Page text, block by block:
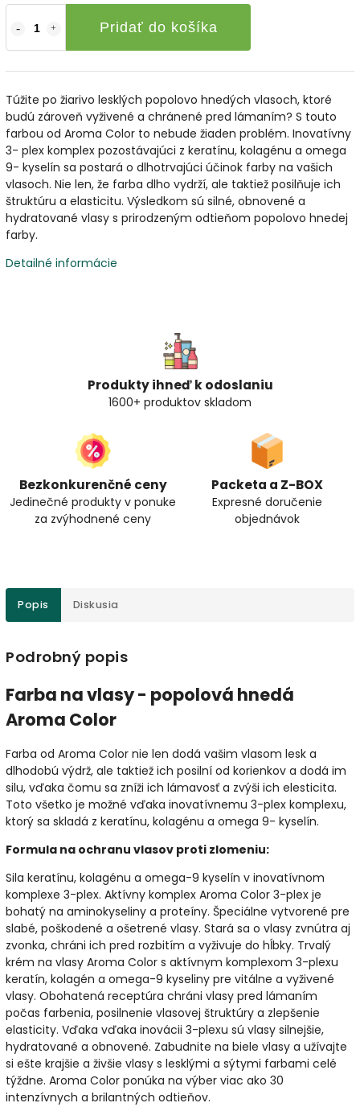
Pridať do košíka
Túžite po žiarivo lesklých popolovo hnedých vlasoch, ktoré
budú zároveň vyživené a chránené pred lámaním? S touto
farbou od Aroma Color to nebude žiaden problém. Inovatívny
3- plex komplex pozostávajúci z keratínu, kolagénu a omega
9- kyselín sa postará o dlhotrvajúci účinok farby na vašich
vlasoch. Nie len, že farba dlho vydrží, ale taktiež posilňuje ich
štruktúru a elasticitu. Výsledkom sú silné, obnovené a
hydratované vlasy s prirodzeným odtieňom popolovo hnedej
farby.
Detailné informácie
Produkty ihneď k odoslaniu
1600+ produktov skladom
Bezkonkurenčné ceny
Jedinečné produkty v ponuke
za zvýhodnené ceny
Packeta a Z-BOX
Expresné doručenie
objednávok
Popis Diskusia
Podrobný popis
Farba na vlasy - popolová hnedá
Aroma Color
Farba od Aroma Color nie len dodá vašim vlasom lesk a
dlhodobú výdrž, ale taktiež ich posilní od korienkov a dodá im
silu, vďaka čomu sa zníži ich lámavosť a zvýši ich elesticita.
Toto všetko je možné vďaka inovatívnemu 3-plex komplexu,
ktorý sa skladá z keratínu, kolagénu a omega 9- kyselín.
Formula na ochranu vlasov proti zlomeniu:
Sila keratínu, kolagénu a omega-9 kyselín v inovatívnom
komplexe 3-plex. Aktívny komplex Aroma Color 3-plex je
bohatý na aminokyseliny a proteíny. Špeciálne vytvorené pre
slabé, poškodené a ošetrené vlasy. Stará sa o vlasy zvnútra aj
zvonka, chráni ich pred rozbitím a vyživuje do hĺbky. Trvalý
krém na vlasy Aroma Color s aktívnym komplexom 3-plexu
keratín, kolagén a omega-9 kyseliny pre vitálne a vyživené
vlasy. Obohatená receptúra ​​chráni vlasy pred lámaním
počas farbenia, posilnenie vlasovej štruktúry a zlepšenie
elasticity. Vďaka vďaka inovácii 3-plexu sú vlasy silnejšie,
hydratované a obnovené. Zabudnite na biele vlasy a užívajte
si ešte krajšie a živšie vlasy s lesklými a sýtymi farbami celé
týždne. Aroma Color ponúka na výber viac ako 30
intenzívnych a brilantných odtieňov.